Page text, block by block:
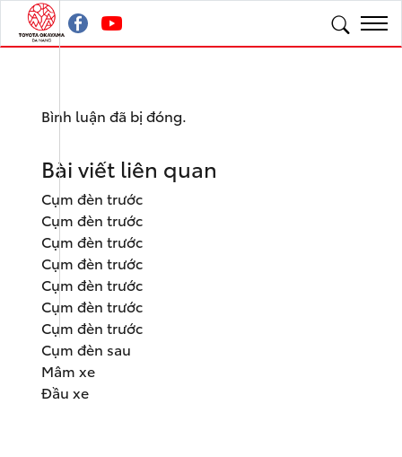
Bình luận đã bị đóng.
Bài viết liên quan
Cụm đèn trước
Cụm đèn trước
Cụm đèn trước
Cụm đèn trước
Cụm đèn trước
Cụm đèn trước
Cụm đèn trước
Cụm đèn sau
Mâm xe
Đầu xe